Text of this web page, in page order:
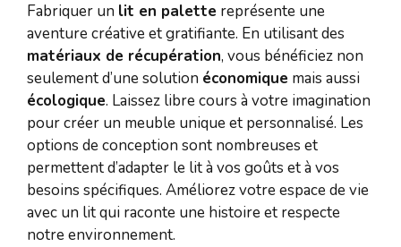
Fabriquer un lit en palette représente une
aventure créative et gratifiante. En utilisant des
matériaux de récupération, vous bénéficiez non
seulement d’une solution économique mais aussi
écologique. Laissez libre cours à votre imagination
pour créer un meuble unique et personnalisé. Les
options de conception sont nombreuses et
permettent d’adapter le lit à vos goûts et à vos
besoins spécifiques. Améliorez votre espace de vie
avec un lit qui raconte une histoire et respecte
notre environnement.